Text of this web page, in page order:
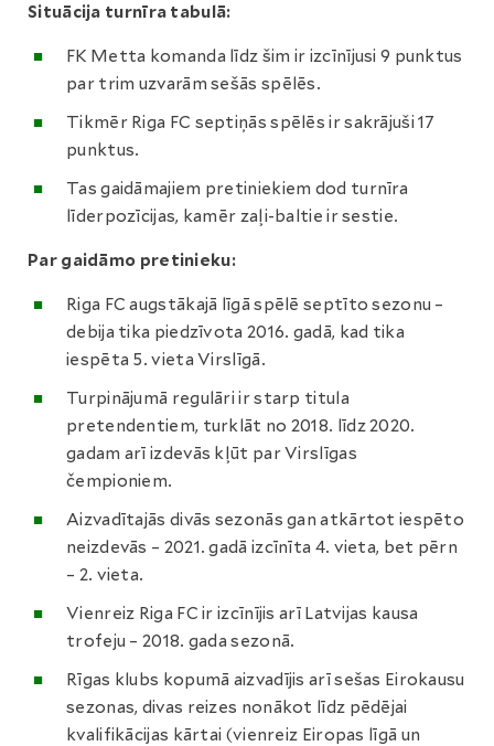
Situācija turnīra tabulā:
FK Metta komanda līdz šim ir izcīnījusi 9 punktus
par trim uzvarām sešās spēlēs.
Tikmēr Riga FC septiņās spēlēs ir sakrājuši 17
punktus.
Tas gaidāmajiem pretiniekiem dod turnīra
līderpozīcijas, kamēr zaļi-baltie ir sestie.
Par gaidāmo pretinieku:
Riga FC augstākajā līgā spēlē septīto sezonu –
debija tika piedzīvota 2016. gadā, kad tika
iespēta 5. vieta Virslīgā.
Turpinājumā regulāri ir starp titula
pretendentiem, turklāt no 2018. līdz 2020.
gadam arī izdevās kļūt par Virslīgas
čempioniem.
Aizvadītajās divās sezonās gan atkārtot iespēto
neizdevās – 2021. gadā izcīnīta 4. vieta, bet pērn
– 2. vieta.
Vienreiz Riga FC ir izcīnījis arī Latvijas kausa
trofeju – 2018. gada sezonā.
Rīgas klubs kopumā aizvadījis arī sešas Eirokausu
sezonas, divas reizes nonākot līdz pēdējai
kvalifikācijas kārtai (vienreiz Eiropas līgā un